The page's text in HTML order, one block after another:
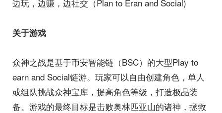
边玩，边赚，边社交（Plan to Eran and Social)
关于游戏
众神之战是基于币安智能链（BSC）的大型Play to
earn and Social链游。玩家可以自由创建角色，单人
或组队挑战众神宝库，提高角色等级，打造极品装
备。游戏的最终目标是击败奥林匹亚山的诸神，拯救